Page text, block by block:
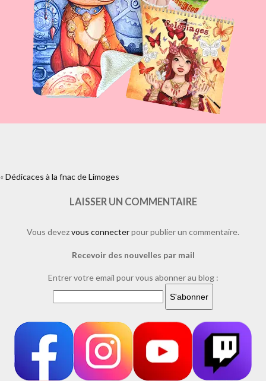
https://www.facebook.com/plugins/like.php?
illustrations.com%2F2011%2F11%2Fdedicaces-a-la-fnac-de-
«Dédicaces à la fnac de Limoges
LAISSER UN COMMENTAIRE
Vous devezvous connecterpour publier un commentaire.
Recevoir des nouvelles par mail
Entrer votre email pour vous abonner au blog :